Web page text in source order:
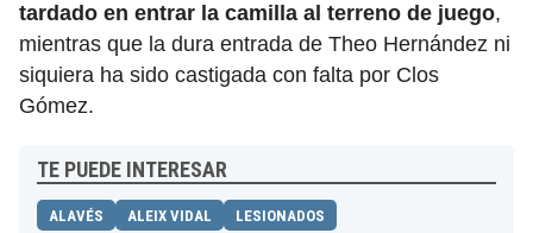
tardado en entrar la camilla al terreno de juego,
mientras que la dura entrada de Theo Hernández ni
siquiera ha sido castigada con falta por Clos
Gómez.
TE PUEDE INTERESAR
ALAVÉS ALEIX VIDAL LESIONADOS